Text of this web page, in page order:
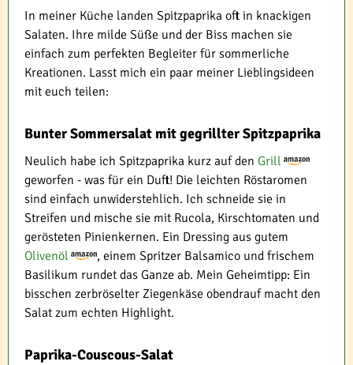
In meiner Küche landen Spitzpaprika oft in knackigen
Salaten. Ihre milde Süße und der Biss machen sie
einfach zum perfekten Begleiter für sommerliche
Kreationen. Lasst mich ein paar meiner Lieblingsideen
mit euch teilen:
Bunter Sommersalat mit gegrillter Spitzpaprika
Neulich habe ich Spitzpaprika kurz auf den Grill
geworfen - was für ein Duft! Die leichten Röstaromen
sind einfach unwiderstehlich. Ich schneide sie in
Streifen und mische sie mit Rucola, Kirschtomaten und
gerösteten Pinienkernen. Ein Dressing aus gutem
Olivenöl
, einem Spritzer Balsamico und frischem
Basilikum rundet das Ganze ab. Mein Geheimtipp: Ein
bisschen zerbröselter Ziegenkäse obendrauf macht den
Salat zum echten Highlight.
Paprika-Couscous-Salat